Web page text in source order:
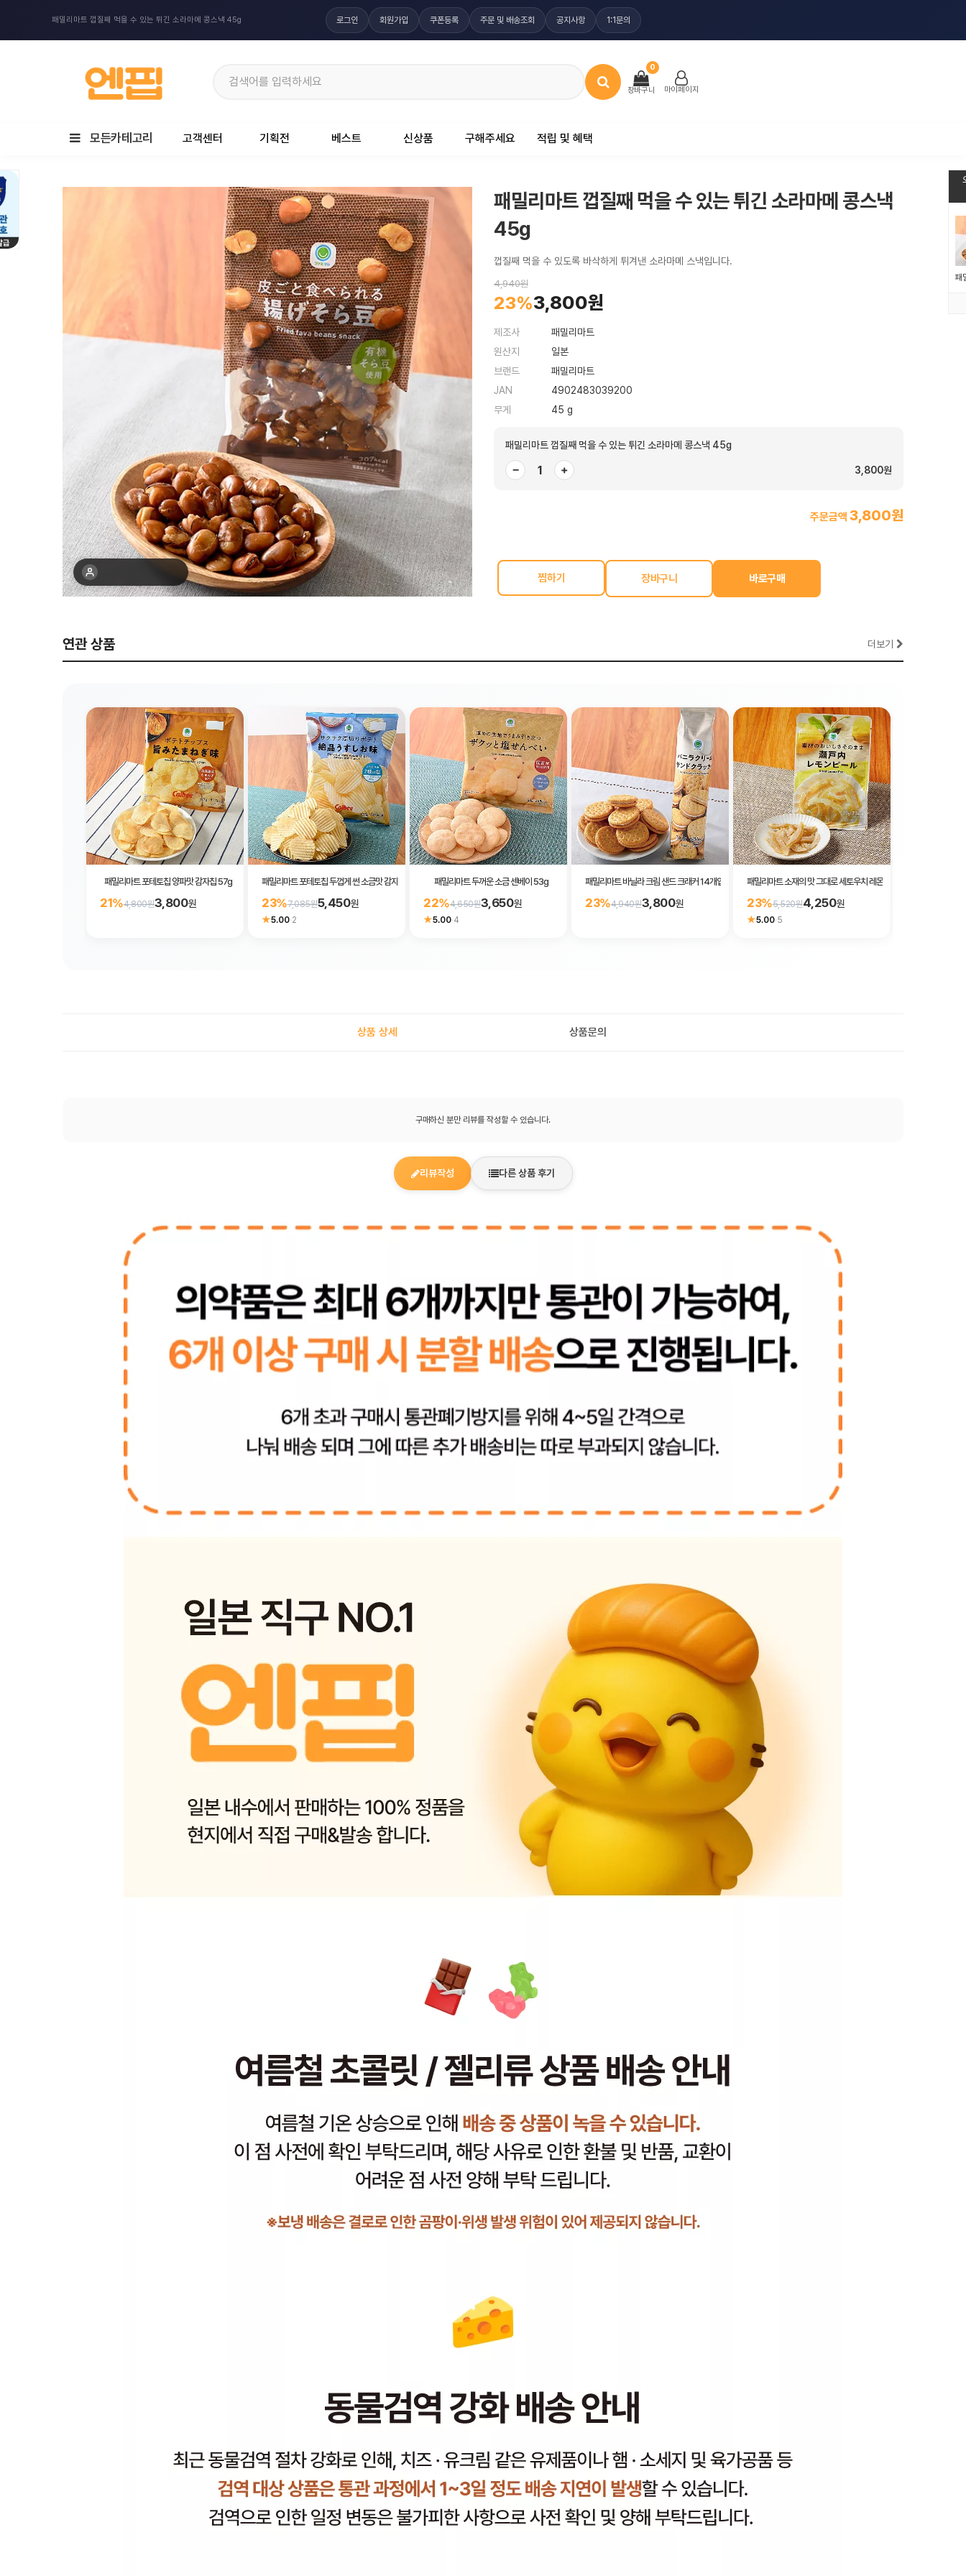
패밀리마트 껍질째 먹을 수 있는 튀긴 소라마메 콩스낵 45g 로그인 회원가입 쿠폰등록 주문 및 배송조회 공지사항 1:1문의
장바구니
0
마이페이지
모든카테고리 고객센터 기획전 베스트 신상품 구해주세요 적립 및 혜택
패밀리마트 껍질째 먹을 수 있는 튀긴 소라마메 콩스낵
45g
껍질째 먹을 수 있도록 바삭하게 튀겨낸 소라마메 스낵입니다.
4,940원
23%3,800원
제조사
패밀리마트
원산지
일본
브랜드
패밀리마트
JAN
4902483039200
무게
45 g
패밀리마트 껍질째 먹을 수 있는 튀긴 소라마메 콩스낵 45g
− + 3,800원
주문금액 3,800원
찜하기
연관 상품 더보기
패밀리마트 포테토칩 양파맛 감자칩 57g
21%4,800원3,800원
패밀리마트 포테토칩 두껍게 썬 소금맛 감자칩 대용량 135g
23%7,085원5,450원
★5.00·2
패밀리마트 두꺼운 소금 센베이 53g
22%4,650원3,650원
★5.00·4
패밀리마트 바닐라 크림 샌드 크래커 14개입
23%4,940원3,800원
패밀리마트 소재의 맛 그대로 세토우치 레몬 필 20g
23%5,520원4,250원
★5.00·5
상품 상세 상품문의
구매하신 분만 리뷰를 작성할 수 있습니다.
리뷰작성 다른 상품 후기